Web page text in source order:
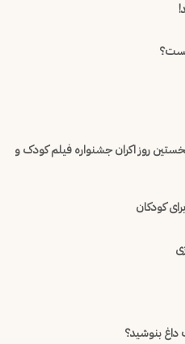
روز اکران‌ جشنواره فیلم کودک و
کودکان
داغ بنوشید؟